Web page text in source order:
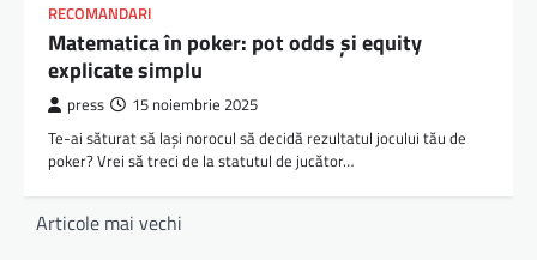
RECOMANDARI
Matematica în poker: pot odds și equity
explicate simplu
press 15 noiembrie 2025
Te-ai săturat să lași norocul să decidă rezultatul jocului tău de
poker? Vrei să treci de la statutul de jucător…
Navigare
Articole mai vechi